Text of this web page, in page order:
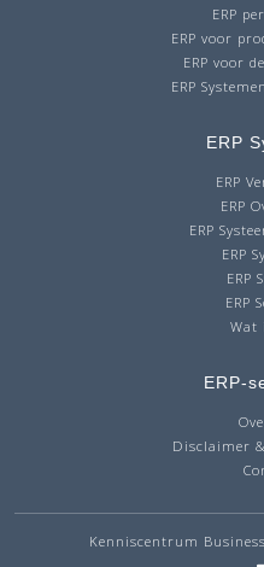
ERP
ERP voor
ERP voor
ERP
ERP
ERP
ERP
ERP
ERP
ERP
ERP
Wat
ERP-
Disclaimer
Kenniscentrum